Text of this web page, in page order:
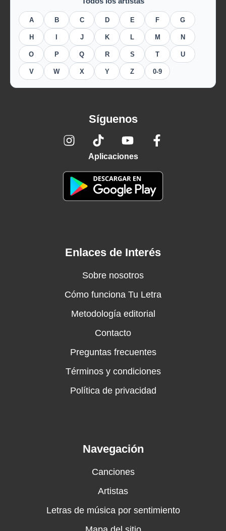
A B C D E F G
H J K L M N
O P Q R S T U
V W X Y Z 0-9
Síguenos
Aplicaciones
Enlaces de Interés
Sobre nosotros
Cómo funciona Tu Letra
Metodología editorial
Contacto
Preguntas frecuentes
Términos y condiciones
Política de privacidad
Navegación
Canciones
Artistas
Letras de música por sentimiento